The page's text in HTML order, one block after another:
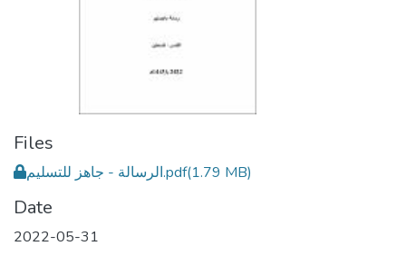
Files
الرسالة - جاهز للتسليم.pdf(1.79 MB)
Date
2022-05-31